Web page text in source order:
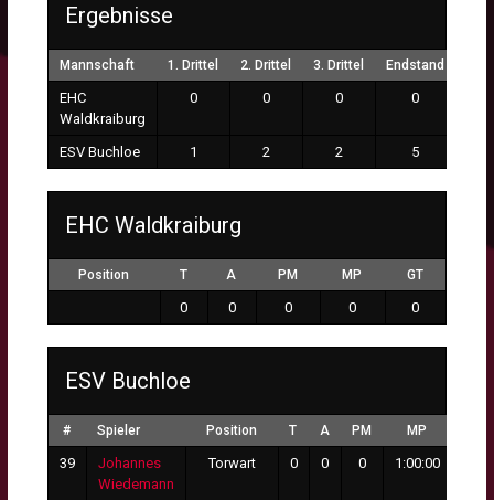
Ergebnisse
Mannschaft 1. Drittel 2. Drittel 3. Drittel Endstand
EHC
Waldkraiburg
0 0 0 0
ESV Buchloe 1 2 2 5
EHC Waldkraiburg
Position T A PM MP GT
0 0 0 0 0
ESV Buchloe
# Spieler Position T A PM MP
39
Johannes
Wiedemann
Torwart 0 0 0 1:00:00